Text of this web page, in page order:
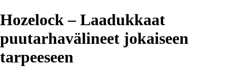
Hozelock – Laadukkaat
puutarhavälineet jokaiseen
tarpeeseen